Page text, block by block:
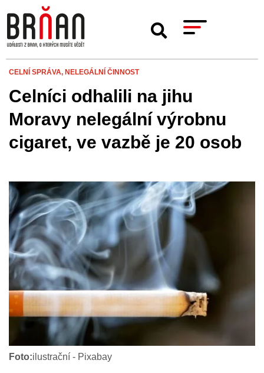
CELNÍ SPRÁVA, NELEGÁLNÍ ČINNOST
Celníci odhalili na jihu
Moravy nelegální výrobnu
cigaret, ve vazbě je 20 osob
Foto:ilustrační - Pixabay